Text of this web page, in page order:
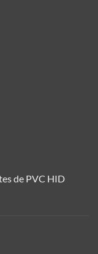
de PVC HID